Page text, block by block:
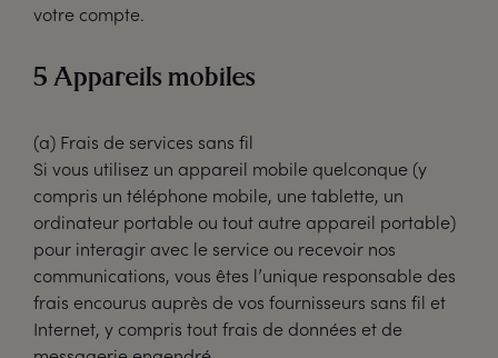
votre compte.
5 Appareils mobiles
(a) Frais de services sans fil
Si vous utilisez un appareil mobile quelconque (y
compris un téléphone mobile, une tablette, un
ordinateur portable ou tout autre appareil portable)
pour interagir avec le service ou recevoir nos
communications, vous êtes l’unique responsable des
frais encourus auprès de vos fournisseurs sans fil et
Internet, y compris tout frais de données et de